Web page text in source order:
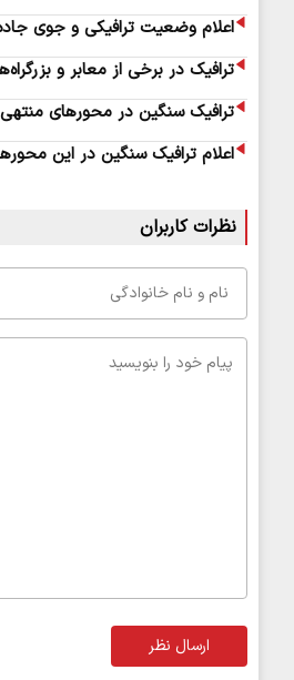
اعلام وضعیت ترافیکی و جوی
ترافیک در برخی از معابر و
ترافیک سنگین در محورهای
اعلام ترافیک سنگین در این
نظرات کاربران
ارسال نظر